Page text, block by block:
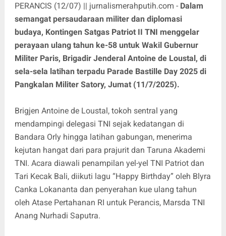
PERANCIS (12/07) || jurnalismerahputih.com - Dalam
semangat persaudaraan militer dan diplomasi
budaya, Kontingen Satgas Patriot II TNI menggelar
perayaan ulang tahun ke-58 untuk Wakil Gubernur
Militer Paris, Brigadir Jenderal Antoine de Loustal, di
sela-sela latihan terpadu Parade Bastille Day 2025 di
Pangkalan Militer Satory, Jumat (11/7/2025).
Brigjen Antoine de Loustal, tokoh sentral yang
mendampingi delegasi TNI sejak kedatangan di
Bandara Orly hingga latihan gabungan, menerima
kejutan hangat dari para prajurit dan Taruna Akademi
TNI. Acara diawali penampilan yel-yel TNI Patriot dan
Tari Kecak Bali, diikuti lagu “Happy Birthday” oleh Blyra
Canka Lokananta dan penyerahan kue ulang tahun
oleh Atase Pertahanan RI untuk Perancis, Marsda TNI
Anang Nurhadi Saputra.